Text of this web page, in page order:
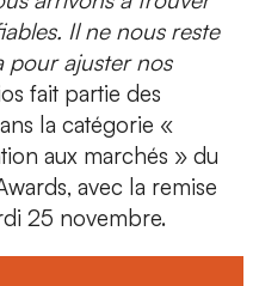
Il ne nous reste
pour ajuster nos
fait partie des
la catégorie «
aux marchés » du
, avec la remise
25 novembre.